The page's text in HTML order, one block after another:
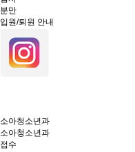
분만
입원/퇴원 안내
소아청소년과
소아청소년과
접수